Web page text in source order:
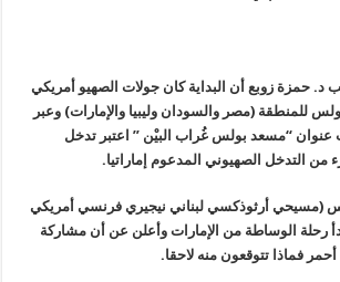
د. حمزة زوبع أن البداية كان جولات الصهيو أمريكي
للمنطقة (مصر والسودان وليبيا والإمارات) وعبر
عنوان “مسعد بولس غُراب البيْن ” اعتبر تدخل
من التدخل الصهيوني المدعوم إماراتيا.
(مسيحي أرثوذكسي لبناني نيجيري فرنسي أمريكي
رحلة الوساطة من الإمارات وأعلن عن أن مشاركة
فماذا تتوقعون منه لاحقا.